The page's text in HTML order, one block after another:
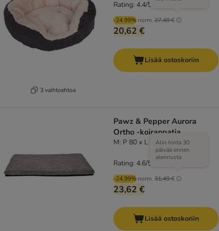
3 vaihtoehtoa
-24.99% norm. 27,49 €
20,62 €
Rating: 4.4/5
Lisää ostoskoriin
Pawz & Pepper Aurora
Ortho -koiranpatja
M: P 80 x L 55 x K 5 cm
-24.99% norm. 31,49 €
Alin hinta 30
päivää ennen
alennusta
23,62 €
Rating: 4.6/5
Lisää ostoskoriin